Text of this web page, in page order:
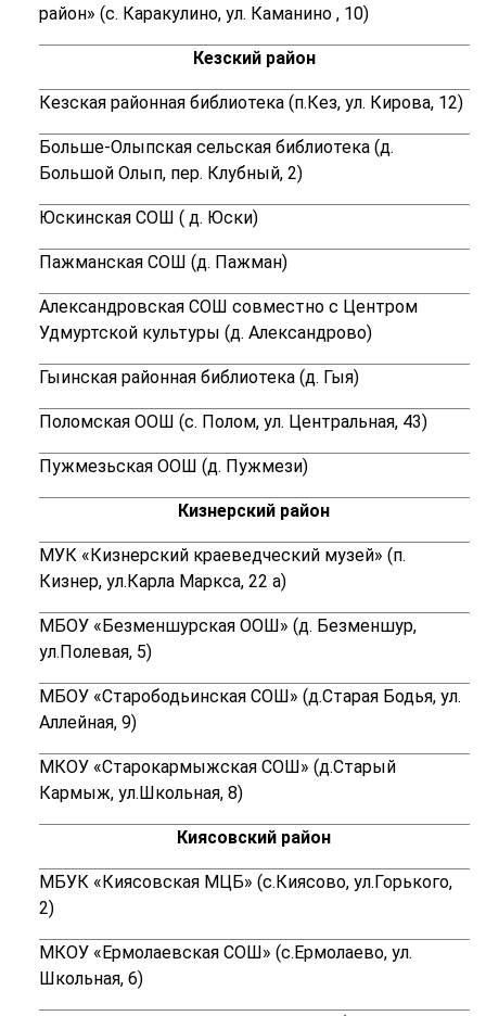
район» (с. Каракулино, ул. Каманино , 10)
Кезский район
Кезская районная библиотека (п.Кез, ул. Кирова, 12)
Больше-Олыпская сельская библиотека (д.
Большой Олып, пер. Клубный, 2)
Юскинская СОШ ( д. Юски)
Пажманская СОШ (д. Пажман)
Александровская СОШ совместно с Центром
Удмуртской культуры (д. Александрово)
Гыинская районная библиотека (д. Гыя)
Поломская ООШ (с. Полом, ул. Центральная, 43)
Пужмезьская ООШ (д. Пужмези)
Кизнерский район
МУК «Кизнерский краеведческий музей» (п.
Кизнер, ул.Карла Маркса, 22 а)
МБОУ «Безменшурская ООШ» (д. Безменшур,
ул.Полевая, 5)
МБОУ «Старободьинская СОШ» (д.Старая Бодья, ул.
Аллейная, 9)
МКОУ «Старокармыжская СОШ» (д.Старый
Кармыж, ул.Школьная, 8)
Киясовский район
МБУК «Киясовская МЦБ» (с.Киясово, ул.Горького,
2)
МКОУ «Ермолаевская СОШ» (с.Ермолаево, ул.
Школьная, 6)